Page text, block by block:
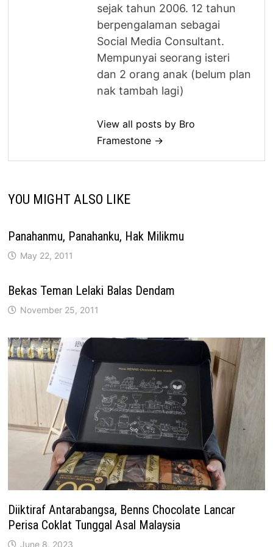
sejak tahun 2006. 12 tahun
berpengalaman sebagai
Social Media Consultant.
Mempunyai seorang isteri
dan 2 orang anak (belum plan
nak tambah lagi)
View all posts by Bro
Framestone →
YOU MIGHT ALSO LIKE
Panahanmu, Panahanku, Hak Milikmu
May 22, 2011
Bekas Teman Lelaki Balas Dendam
November 25, 2011
Diiktiraf Antarabangsa, Benns Chocolate Lancar
Perisa Coklat Tunggal Asal Malaysia
June 8, 2023